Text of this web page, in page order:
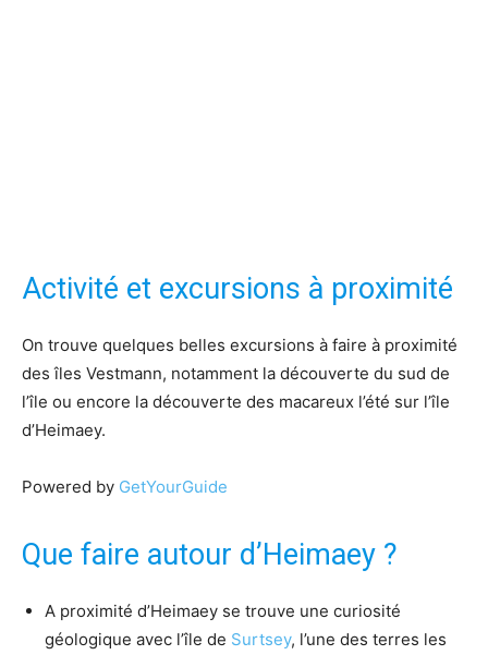
Activité et excursions à proximité
On trouve quelques belles excursions à faire à proximité
des îles Vestmann, notamment la découverte du sud de
l’île ou encore la découverte des macareux l’été sur l’île
d’Heimaey.
Powered by GetYourGuide
Que faire autour d’Heimaey ?
A proximité d’Heimaey se trouve une curiosité
géologique avec l’île de Surtsey, l’une des terres les